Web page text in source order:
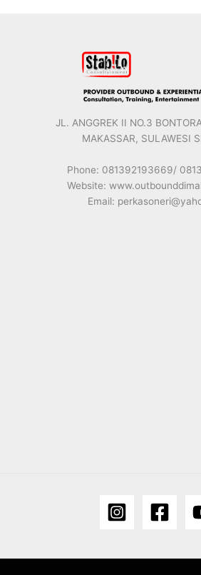
JL. ANGGREK II NO.3
MAKASSAR, SULAWESI
Phone: 081392193669/
Website:
Email: